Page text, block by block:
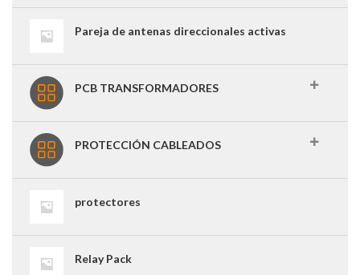
Pareja de antenas direccionales activas
PCB TRANSFORMADORES
PROTECCIÓN CABLEADOS
protectores
Relay Pack